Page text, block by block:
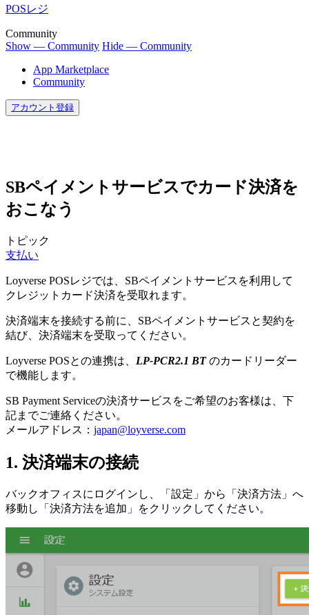
POSレジ
Community
Show — Community Hide — Community
App Marketplace
Community
アカウント登録
SBペイメントサービスでカード決済を
おこなう
トピック
支払い
Loyverse POSレジでは、SBペイメントサービスを利用して
クレジットカード決済を受取れます。
決済端末を接続する前に、SBペイメントサービスと契約を
結び、決済端末を受取ってください。
Loyverse POSとの連携は、 LP-PCR2.1 BTのカードリーダー
で機能します。
SB Payment Serviceの決済サービスをご希望のお客様は、下
記までご連絡ください。
メールアドレス： japan@loyverse.com
1. 決済端末の接続
バックオフィスにログインし、「設定」から「決済方法」へ
移動し「決済方法を追加」をクリックしてください。